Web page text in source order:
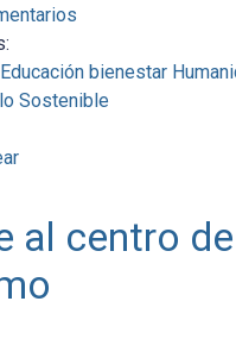
Educación bienestar
Sostenible
al centro